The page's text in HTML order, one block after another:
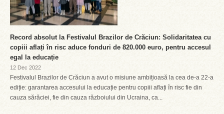
Record absolut la Festivalul Brazilor de Crăciun: Solidaritatea cu
copiii aflați în risc aduce fonduri de 820.000 euro, pentru accesul
egal la educație
12 Dec 2022
Festivalul Brazilor de Crăciun a avut o misiune ambițioasă la cea de-a 22-a
ediție: garantarea accesului la educație pentru copiii aflați în risc fie din
cauza sărăciei, fie din cauza războiului din Ucraina, ca...